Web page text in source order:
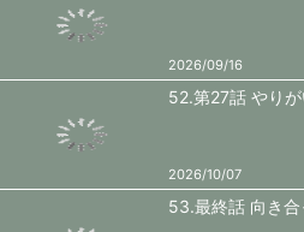
2026/09/16
52.第27話 やりが
2026/10/07
53.最終話 向き合